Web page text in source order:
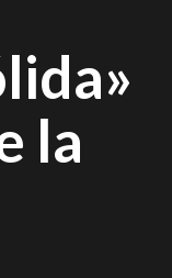
la